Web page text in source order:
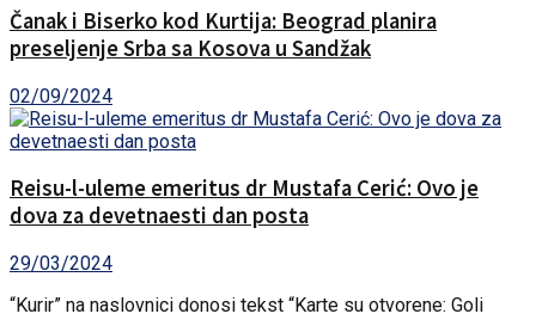
Čanak i Biserko kod Kurtija: Beograd planira
preseljenje Srba sa Kosova u Sandžak
02/09/2024
Reisu-l-uleme emeritus dr Mustafa Cerić: Ovo je
dova za devetnaesti dan posta
29/03/2024
“Kurir” na naslovnici donosi tekst “Karte su otvorene: Goli